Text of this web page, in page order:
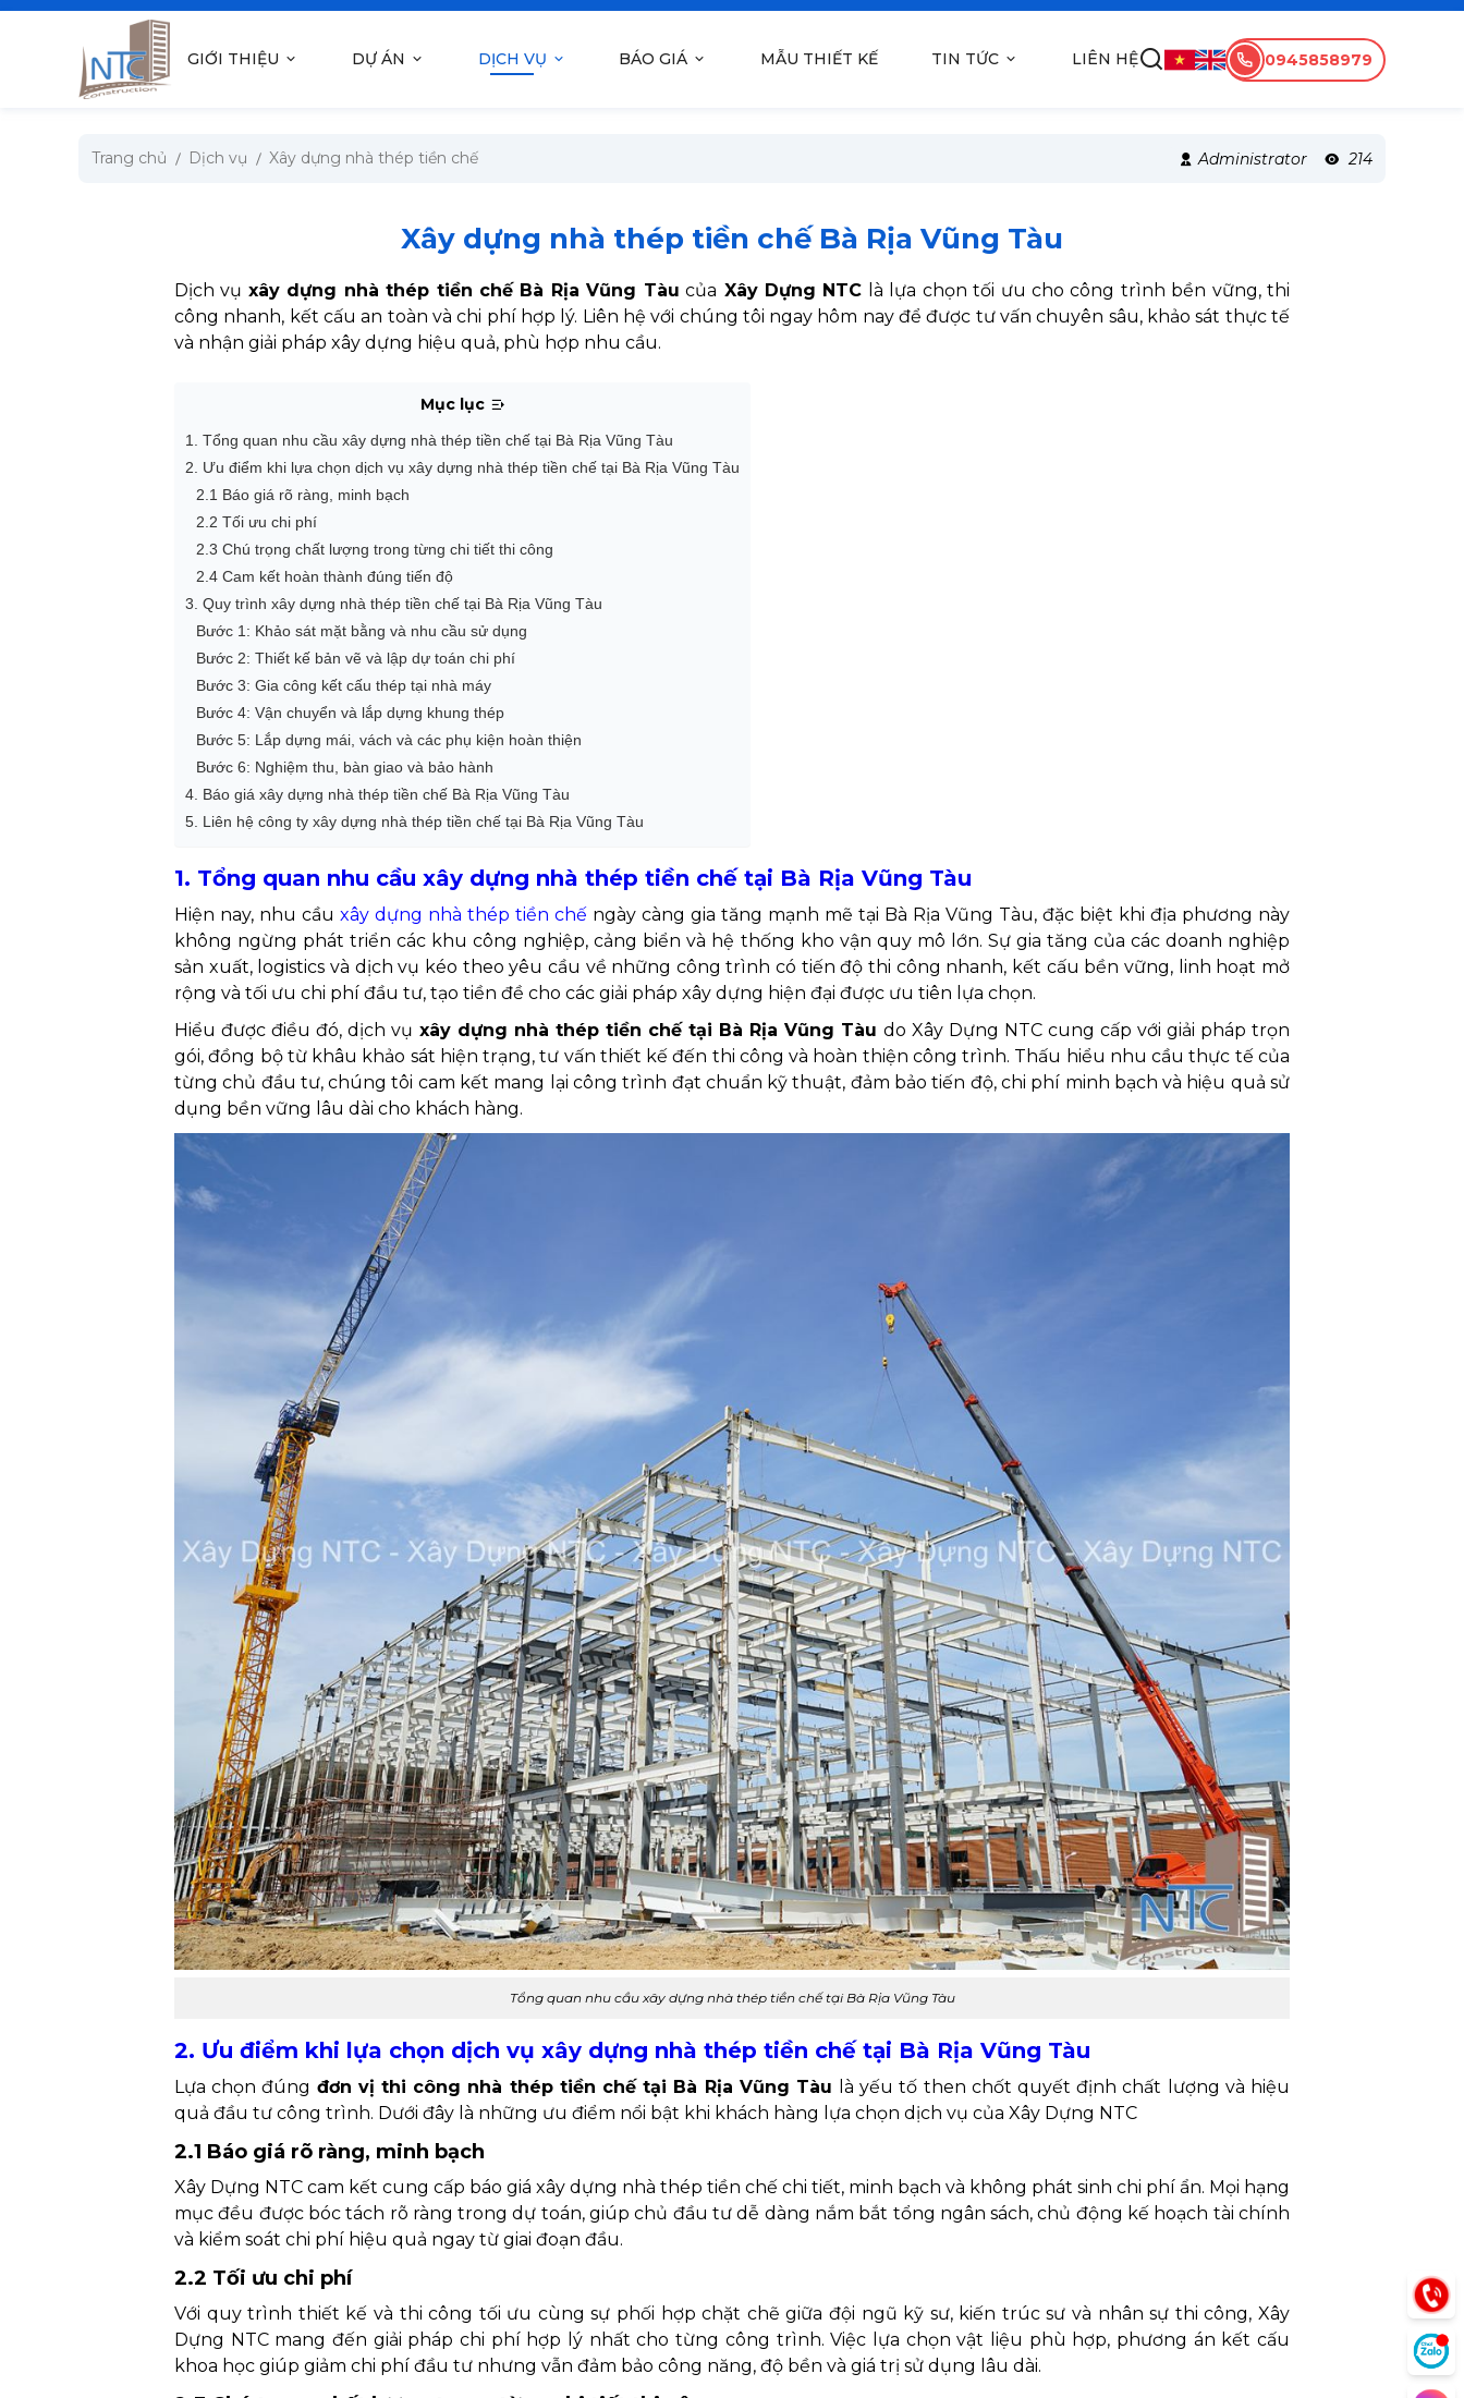
GIỚI THIỆU DỰ ÁN DỊCH VỤ BÁO GIÁ MẪU THIẾT KẾ TIN TỨC LIÊN HỆ 0945858979
Trang chủ Dịch vụ Xây dựng nhà thép tiền chế Administrator 214
Xây dựng nhà thép tiền chế Bà Rịa Vũng Tàu
Dịch vụ xây dựng nhà thép tiền chế Bà Rịa Vũng Tàu của Xây Dựng NTC là lựa chọn tối ưu cho công trình bền vững, thi
công nhanh, kết cấu an toàn và chi phí hợp lý. Liên hệ với chúng tôi ngay hôm nay để được tư vấn chuyên sâu, khảo sát thực tế
và nhận giải pháp xây dựng hiệu quả, phù hợp nhu cầu.
Mục lục
1. Tổng quan nhu cầu xây dựng nhà thép tiền chế tại Bà Rịa Vũng Tàu
2. Ưu điểm khi lựa chọn dịch vụ xây dựng nhà thép tiền chế tại Bà Rịa Vũng Tàu
2.1 Báo giá rõ ràng, minh bạch
2.2 Tối ưu chi phí
2.3 Chú trọng chất lượng trong từng chi tiết thi công
2.4 Cam kết hoàn thành đúng tiến độ
3. Quy trình xây dựng nhà thép tiền chế tại Bà Rịa Vũng Tàu
Bước 1: Khảo sát mặt bằng và nhu cầu sử dụng
Bước 2: Thiết kế bản vẽ và lập dự toán chi phí
Bước 3: Gia công kết cấu thép tại nhà máy
Bước 4: Vận chuyển và lắp dựng khung thép
Bước 5: Lắp dựng mái, vách và các phụ kiện hoàn thiện
Bước 6: Nghiệm thu, bàn giao và bảo hành
4. Báo giá xây dựng nhà thép tiền chế Bà Rịa Vũng Tàu
5. Liên hệ công ty xây dựng nhà thép tiền chế tại Bà Rịa Vũng Tàu
1. Tổng quan nhu cầu xây dựng nhà thép tiền chế tại Bà Rịa Vũng Tàu
Hiện nay, nhu cầu xây dựng nhà thép tiền chế ngày càng gia tăng mạnh mẽ tại Bà Rịa Vũng Tàu, đặc biệt khi địa phương này
không ngừng phát triển các khu công nghiệp, cảng biển và hệ thống kho vận quy mô lớn. Sự gia tăng của các doanh nghiệp
sản xuất, logistics và dịch vụ kéo theo yêu cầu về những công trình có tiến độ thi công nhanh, kết cấu bền vững, linh hoạt mở
rộng và tối ưu chi phí đầu tư, tạo tiền đề cho các giải pháp xây dựng hiện đại được ưu tiên lựa chọn.
Hiểu được điều đó, dịch vụ xây dựng nhà thép tiền chế tại Bà Rịa Vũng Tàu do Xây Dựng NTC cung cấp với giải pháp trọn
gói, đồng bộ từ khâu khảo sát hiện trạng, tư vấn thiết kế đến thi công và hoàn thiện công trình. Thấu hiểu nhu cầu thực tế của
từng chủ đầu tư, chúng tôi cam kết mang lại công trình đạt chuẩn kỹ thuật, đảm bảo tiến độ, chi phí minh bạch và hiệu quả sử
dụng bền vững lâu dài cho khách hàng.
Tổng quan nhu cầu xây dựng nhà thép tiền chế tại Bà Rịa Vũng Tàu
2. Ưu điểm khi lựa chọn dịch vụ xây dựng nhà thép tiền chế tại Bà Rịa Vũng Tàu
Lựa chọn đúng đơn vị thi công nhà thép tiền chế tại Bà Rịa Vũng Tàu
là yếu tố then chốt quyết định chất lượng và hiệu
quả đầu tư công trình. Dưới đây là những ưu điểm nổi bật khi khách hàng lựa chọn dịch vụ của Xây Dựng NTC
2.1 Báo giá rõ ràng, minh bạch
Xây Dựng NTC cam kết cung cấp báo giá xây dựng nhà thép tiền chế chi tiết, minh bạch và không phát sinh chi phí ẩn. Mọi hạng
mục đều được bóc tách rõ ràng trong dự toán, giúp chủ đầu tư dễ dàng nắm bắt tổng ngân sách, chủ động kế hoạch tài chính
và kiểm soát chi phí hiệu quả ngay từ giai đoạn đầu.
2.2 Tối ưu chi phí
Với quy trình thiết kế và thi công tối ưu cùng sự phối hợp chặt chẽ giữa đội ngũ kỹ sư, kiến trúc sư và nhân sự thi công, Xây
Dựng NTC mang đến giải pháp chi phí hợp lý nhất cho từng công trình. Việc lựa chọn vật liệu phù hợp, phương án kết cấu
khoa học giúp giảm chi phí đầu tư nhưng vẫn đảm bảo công năng, độ bền và giá trị sử dụng lâu dài.